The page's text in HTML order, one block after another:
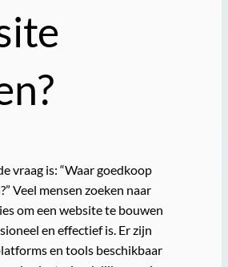
vraag is: “Waar goedkoop
Veel mensen zoeken naar
om een website te bouwen
en effectief is. Er zijn
en tools beschikbaar